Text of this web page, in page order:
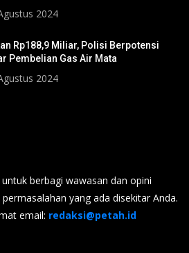
2024
Rp188,9 Miliar, Polisi Berpotensi
Pembelian Gas Air Mata
2024
berbagi wawasan dan opini
yang ada disekitar Anda.
email: redaksi@petah.id